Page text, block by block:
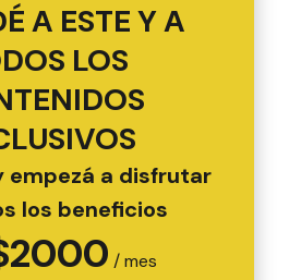
A ESTE Y A
LOS
empezá a disfrutar
los beneficios
2000 / mes